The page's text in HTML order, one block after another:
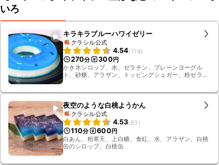
いろ
キラキラブルーハワイゼリー
クラシル公式
4.54(114)
270分 300円
かき氷シロップ、水、ゼラチン、プレーンヨーグル
ト、砂糖、アラザン、トッピングシュガー、粉ゼラチ
夜空のような白桃ようかん
クラシル公式
4.53(83 )
110分 600円
白あん、粉寒天、上白糖、食紅、水、アラザン、白桃
缶のシロップ、白桃缶